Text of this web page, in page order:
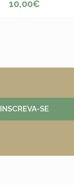
+
10,00€
INSCREVA-SE